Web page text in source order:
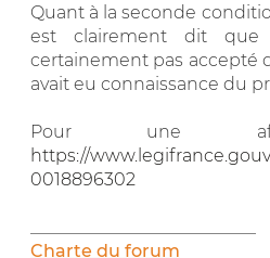
Quant à la seconde
est clairement dit que
certainement pas accepté
avait eu connaissance du
Pour une
https://
0018896302
Charte du forum